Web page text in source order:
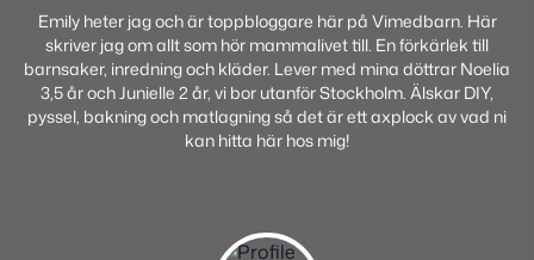
Emily heter jag och är toppbloggare här på Vimedbarn. Här
skriver jag om allt som hör mammalivet till. En förkärlek till
barnsaker, inredning och kläder. Lever med mina döttrar Noelia
3,5 år och Junielle 2 år, vi bor utanför Stockholm. Älskar DIY,
pyssel, bakning och matlagning så det är ett axplock av vad ni
kan hitta här hos mig!